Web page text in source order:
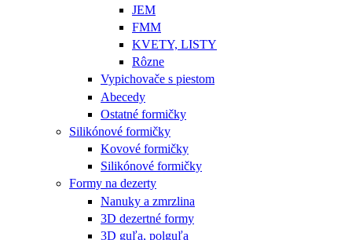
JEM
FMM
KVETY, LISTY
Rôzne
Vypichovače s piestom
Abecedy
Ostatné formičky
Silikónové formičky
Kovové formičky
Silikónové formičky
Formy na dezerty
Nanuky a zmrzlina
3D dezertné formy
3D guľa, polguľa